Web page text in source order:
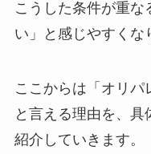
こうした条件が重な
い」と感じやすくな
ここからは「オリパ
と言える理由を、
紹介していきます。